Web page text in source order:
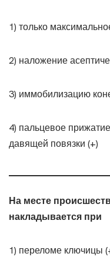
1) только
2) наложение
3) иммобилизацию
4) пальцевое
давящей повязки (+)
На месте
накладывается при
1) переломе ключицы